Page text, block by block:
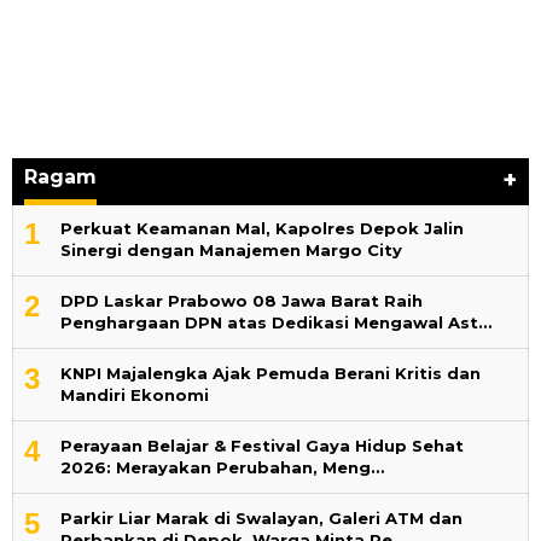
Ragam +
1
Perkuat Keamanan Mal, Kapolres Depok Jalin
Sinergi dengan Manajemen Margo City
2
DPD Laskar Prabowo 08 Jawa Barat Raih
Penghargaan DPN atas Dedikasi Mengawal Ast…
3
KNPI Majalengka Ajak Pemuda Berani Kritis dan
Mandiri Ekonomi
4
Perayaan Belajar & Festival Gaya Hidup Sehat
2026: Merayakan Perubahan, Meng…
5
Parkir Liar Marak di Swalayan, Galeri ATM dan